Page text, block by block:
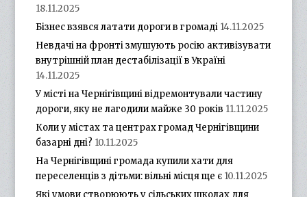
18.11.2025
Бізнес взявся латати дороги в громаді 14.11.2025
Невдачі на фронті змушують росію активізувати
внутрішній план дестабілізації в Україні
14.11.2025
У місті на Чернігівщині відремонтували частину
дороги, яку не лагодили майже 30 років 11.11.2025
Коли у містах та центрах громад Чернігівщини
базарні дні? 10.11.2025
На Чернігівщині громада купили хати для
переселенців з дітьми: вільні місця ще є 10.11.2025
Які умови створюють у сільських школах для